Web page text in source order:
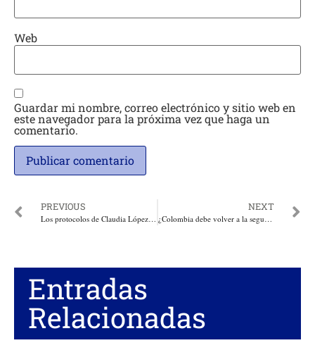
Web
Guardar mi nombre, correo electrónico y sitio web en
este navegador para la próxima vez que haga un
comentario.
PREVIOUS
Los protocolos de Claudia López para las violentas protestas y encapuchados incluyen a mamás gestoras de paz
NEXT
¿Colombia debe volver a la seguridad democrática? Por: Eduardo Mackenzie
Entradas
Relacionadas